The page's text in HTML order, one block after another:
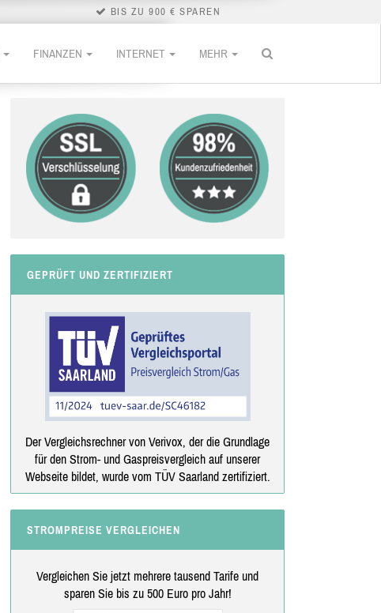
BIS ZU 900 € SPAREN
FINANZEN INTERNET MEHR
GEPRÜFT UND ZERTIFIZIERT
Der Vergleichsrechner von Verivox, der die Grundlage
für den Strom- und Gaspreisvergleich auf unserer
Webseite bildet, wurde vom TÜV Saarland zertifiziert.
STROMPREISE VERGLEICHEN
Vergleichen Sie jetzt mehrere tausend Tarife und
sparen Sie bis zu 500 Euro pro Jahr!